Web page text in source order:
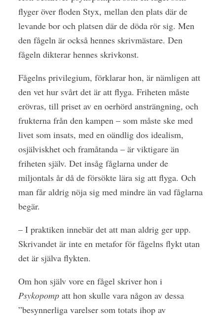
flyger över floden Styx, mellan den plats där de
levande bor och platsen där de döda rör sig. Men
den fågeln är också hennes skrivmästare. Den
fågeln dikterar hennes skrivkonst.
Fågelns privilegium, förklarar hon, är nämligen att
den vet hur svårt det är att flyga. Friheten måste
erövras, till priset av en oerhörd ansträngning, och
frukterna från den kampen – som måste ske med
livet som insats, med en oändlig dos idealism,
osjälviskhet och framåtanda – är viktigare än
friheten själv. Det insåg fåglarna under de
miljontals år då de försökte lära sig att flyga. Och
man får aldrig nöja sig med mindre än vad fåglarna
begär.
– I praktiken innebär det att man aldrig ger upp.
Skrivandet är inte en metafor för fågelns flykt utan
det är själva flykten.
Om hon själv vore en fågel skriver hon i
Psykopompatt hon skulle vara någon av dessa
”besynnerliga varelser som totats ihop av